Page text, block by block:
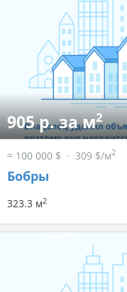
905 р. за м2
≈ 100 000 $ 309 $/м2
Бобры
323.3 м2